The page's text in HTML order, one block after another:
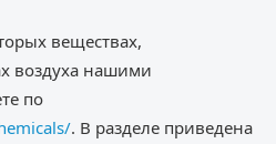
веществах,
воздуха нашими
по
. В разделе приведена